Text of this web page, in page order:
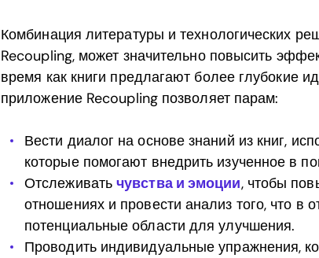
Комбинация литературы и технологических
Recoupling, может значительно повысить
время как книги предлагают более глубокие
приложение Recoupling позволяет парам:
Вести диалог на основе знаний из книг,
которые помогают внедрить изученное в
Отслеживатьчувства и эмоции, чтобы
отношениях и провести анализ того, что в
потенциальные области для улучшения.
Проводить индивидуальные упражнения,